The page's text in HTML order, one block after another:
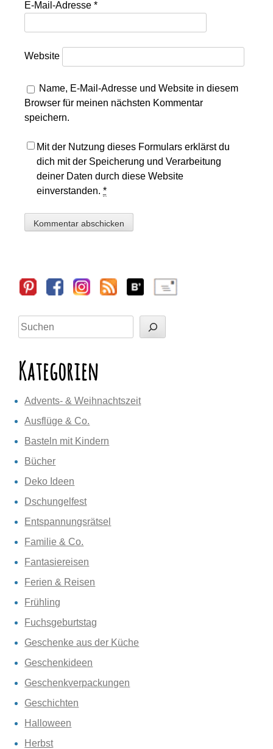
E-Mail-Adresse*
Website
Name, E-Mail-Adresse und Website in diesem
Browser für meinen nächsten Kommentar
speichern.
Mit der Nutzung dieses Formulars erklärst du
dich mit der Speicherung und Verarbeitung
deiner Daten durch diese Website
einverstanden.*
Sidebar
Suchen
Kategorien
Advents- & Weihnachtszeit
Ausflüge & Co.
Basteln mit Kindern
Bücher
Deko Ideen
Dschungelfest
Entspannungsrätsel
Familie & Co.
Fantasiereisen
Ferien & Reisen
Frühling
Fuchsgeburtstag
Geschenke aus der Küche
Geschenkideen
Geschenkverpackungen
Geschichten
Halloween
Herbst